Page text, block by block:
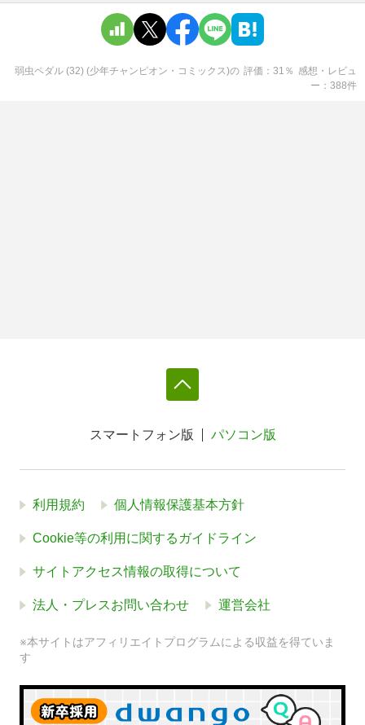
弱虫ペダル (32) (少年チャンピオン・コミックス)の 評価 31 ％ 感想・レビュ
ー
388件
スマートフォン版 パソコン版
利用規約 個人情報保護基本方針
Cookie等の利用に関するガイドライン
サイトアクセス情報の取得について
法人・プレスお問い合わせ 運営会社
※本サイトはアフィリエイトプログラムによる収益を得ていま
す